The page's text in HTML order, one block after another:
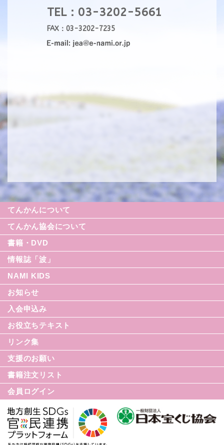
TEL：03-3202-5661
FAX：03-3202-7235
てんかんについて
てんかん協会について
てんかん月間
てんかん基礎講座
世界てんかんの日
書籍・DVD
シリーズ援助の実際
てんかん入門シリーズ
なみセレクション
てんかんのDVD
情報誌「波」
NAMI KIDS
お知らせ
入会申込み
お役立ちテキスト
リンク集
支援のお願い
書籍注文リスト
会員ログイン